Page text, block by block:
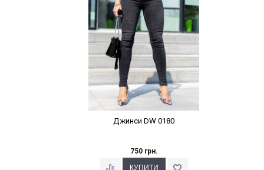
Джинси DW 0180
750 грн.